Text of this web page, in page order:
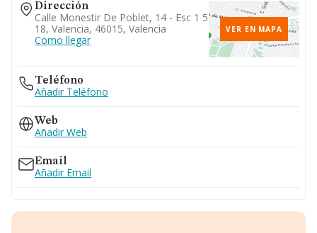
Dirección
Calle Monestir De Poblet, 14 - Esc 1 5
18, Valencia, 46015, Valencia
Como llegar
VER EN MAPA
Teléfono
Añadir Teléfono
Web
Añadir Web
Email
Añadir Email